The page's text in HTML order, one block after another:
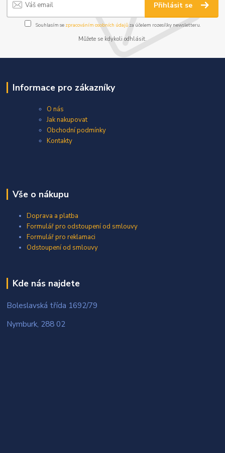
Přihlásit se
Souhlasím se zpracováním osobních údajůza účelem rozesílky newsletteru.
Můžete se kdykoli odhlásit.
Informace pro zákazníky
O nás
Jak nakupovat
Obchodní podmínky
Kontakty
Vše o nákupu
Doprava a platba
Formulář pro odstoupení od smlouvy
Formulář pro reklamaci
Odstoupení od smlouvy
Kde nás najdete
Boleslavská třída 1692/79
Nymburk, 288 02